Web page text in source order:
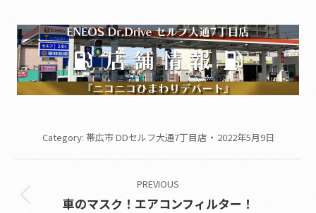
Category: 帯広市 DDセルフ大通7丁目店 2022年5月9日
navigation
PREVIOUS
Previous
車のマスク！エアコンフィルター！